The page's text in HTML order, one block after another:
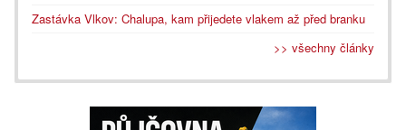
Zastávka Vlkov: Chalupa, kam přijedete vlakem až před branku
>> všechny články